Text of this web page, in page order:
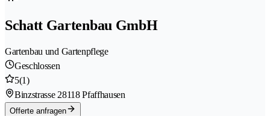
Schatt Gartenbau GmbH
Gartenbau und Gartenpflege
Geschlossen
5(1)
Binzstrasse 28118 Pfaffhausen
Offerte anfragen